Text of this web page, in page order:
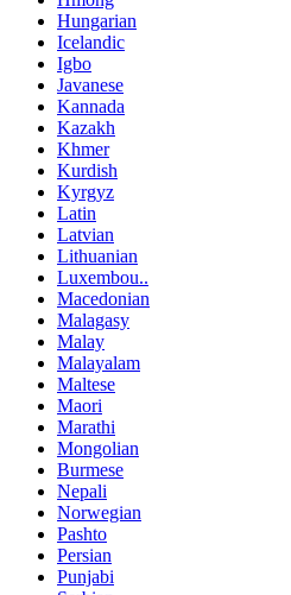
Hungarian
Icelandic
Igbo
Javanese
Kannada
Kazakh
Khmer
Kurdish
Kyrgyz
Latin
Latvian
Lithuanian
Luxembou..
Macedonian
Malagasy
Malay
Malayalam
Maltese
Maori
Marathi
Mongolian
Burmese
Nepali
Norwegian
Pashto
Persian
Punjabi